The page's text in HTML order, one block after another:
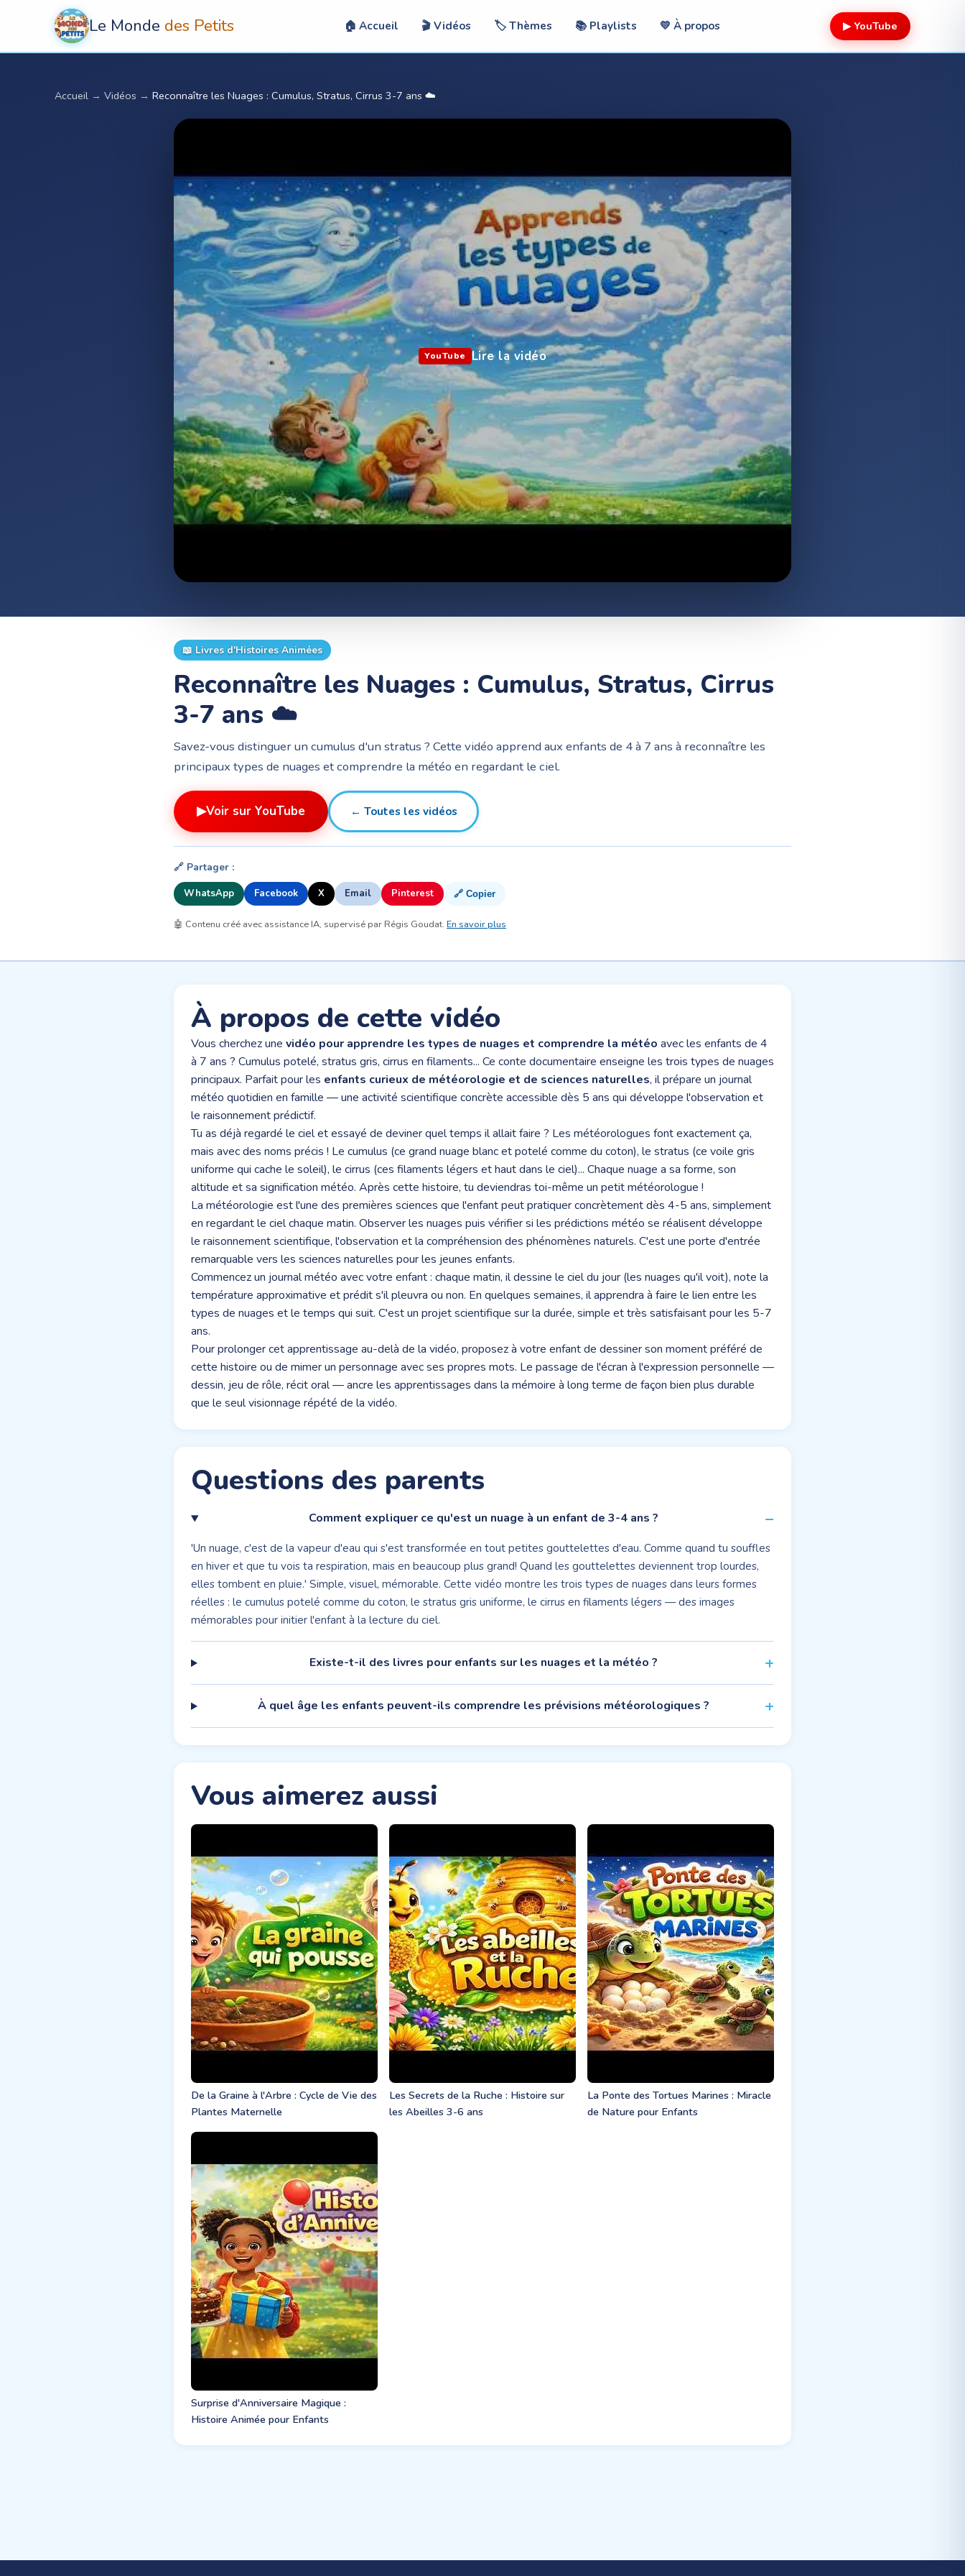
Le Monde des Petits 🏠 Accueil 🎬 Vidéos 🏷️ Thèmes 📚 Playlists 💛 À propos ▶ YouTube
Accueil → Vidéos → Reconnaître les Nuages : Cumulus, Stratus, Cirrus 3-7 ans ☁️
YouTube Lire la vidéo
📖 Livres d'Histoires Animées
Reconnaître les Nuages : Cumulus, Stratus, Cirrus
3-7 ans ☁️
Savez-vous distinguer un cumulus d'un stratus ? Cette vidéo apprend aux enfants de 4 à 7 ans à reconnaître les
principaux types de nuages et comprendre la météo en regardant le ciel.
▶Voir sur YouTube ← Toutes les vidéos
🔗 Partager :
WhatsApp Facebook X Email Pinterest 🔗 Copier
🤖 Contenu créé avec assistance IA, supervisé par Régis Goudat. En savoir plus
À propos de cette vidéo
Vous cherchez une vidéo pour apprendre les types de nuages et comprendre la météo avec les enfants de 4
à 7 ans ? Cumulus potelé, stratus gris, cirrus en filaments... Ce conte documentaire enseigne les trois types de nuages
principaux. Parfait pour les enfants curieux de météorologie et de sciences naturelles, il prépare un journal
météo quotidien en famille — une activité scientifique concrète accessible dès 5 ans qui développe l'observation et
le raisonnement prédictif.
Tu as déjà regardé le ciel et essayé de deviner quel temps il allait faire ? Les météorologues font exactement ça,
mais avec des noms précis ! Le cumulus (ce grand nuage blanc et potelé comme du coton), le stratus (ce voile gris
uniforme qui cache le soleil), le cirrus (ces filaments légers et haut dans le ciel)... Chaque nuage a sa forme, son
altitude et sa signification météo. Après cette histoire, tu deviendras toi-même un petit météorologue !
La météorologie est l'une des premières sciences que l'enfant peut pratiquer concrètement dès 4-5 ans, simplement
en regardant le ciel chaque matin. Observer les nuages puis vérifier si les prédictions météo se réalisent développe
le raisonnement scientifique, l'observation et la compréhension des phénomènes naturels. C'est une porte d'entrée
remarquable vers les sciences naturelles pour les jeunes enfants.
Commencez un journal météo avec votre enfant : chaque matin, il dessine le ciel du jour (les nuages qu'il voit), note la
température approximative et prédit s'il pleuvra ou non. En quelques semaines, il apprendra à faire le lien entre les
types de nuages et le temps qui suit. C'est un projet scientifique sur la durée, simple et très satisfaisant pour les 5-7
ans.
Pour prolonger cet apprentissage au-delà de la vidéo, proposez à votre enfant de dessiner son moment préféré de
cette histoire ou de mimer un personnage avec ses propres mots. Le passage de l'écran à l'expression personnelle —
dessin, jeu de rôle, récit oral — ancre les apprentissages dans la mémoire à long terme de façon bien plus durable
que le seul visionnage répété de la vidéo.
Questions des parents
Comment expliquer ce qu'est un nuage à un enfant de 3-4 ans ?
'Un nuage, c'est de la vapeur d'eau qui s'est transformée en tout petites gouttelettes d'eau. Comme quand tu souffles
en hiver et que tu vois ta respiration, mais en beaucoup plus grand! Quand les gouttelettes deviennent trop lourdes,
elles tombent en pluie.' Simple, visuel, mémorable. Cette vidéo montre les trois types de nuages dans leurs formes
réelles : le cumulus potelé comme du coton, le stratus gris uniforme, le cirrus en filaments légers — des images
mémorables pour initier l'enfant à la lecture du ciel.
Existe-t-il des livres pour enfants sur les nuages et la météo ?
À quel âge les enfants peuvent-ils comprendre les prévisions météorologiques ?
Vous aimerez aussi
De la Graine à l'Arbre : Cycle de Vie des
Plantes Maternelle
Les Secrets de la Ruche : Histoire sur
les Abeilles 3-6 ans
La Ponte des Tortues Marines : Miracle
de Nature pour Enfants
Surprise d'Anniversaire Magique :
Histoire Animée pour Enfants